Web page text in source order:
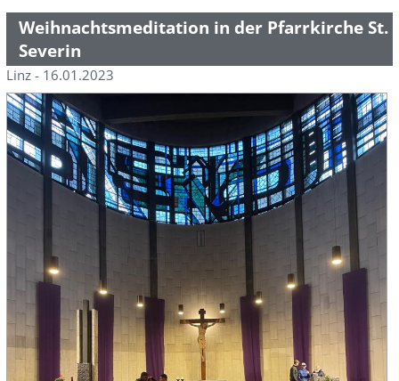
Weihnachtsmeditation in der Pfarrkirche St.
Severin
Linz - 16.01.2023